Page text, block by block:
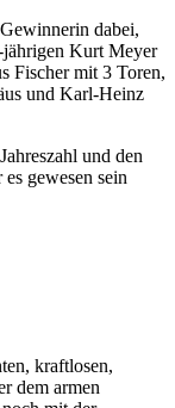
dabei,
jährigen Kurt Meyer
Fischer mit 3 Toren,
und Karl-Heinz
und den
gewesen sein
kraftlosen,
dem armen